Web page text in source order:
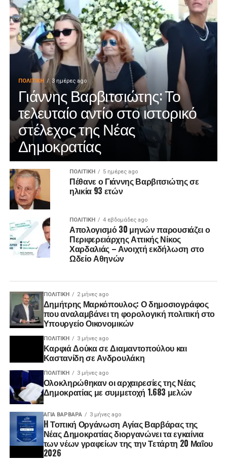
ΠΟΛΙΤΙΚΉ 3 ημέρες ago
Γιάννης Βαρβιτσιώτης: Το
τελευταίο αντίο στο ιστορικό
στέλεχος της Νέας
Δημοκρατίας
ΠΟΛΙΤΙΚΉ 5 ημέρες ago
Πέθανε ο Γιάννης Βαρβιτσιώτης σε
ηλικία 93 ετών
ΠΟΛΙΤΙΚΉ 4 εβδομάδες ago
Απολογισμό 30 μηνών παρουσιάζει ο
Περιφερειάρχης Αττικής Νίκος
Χαρδαλιάς – Ανοιχτή εκδήλωση στο
Ωδείο Αθηνών
ΠΟΛΙΤΙΚΉ 2 μήνες ago
Δημήτρης Μαρκόπουλος: Ο δημοσιογράφος
που αναλαμβάνει τη φορολογική πολιτική στο
Υπουργείο Οικονομικών
ΠΟΛΙΤΙΚΉ 3 μήνες ago
Καρφιά Δούκα σε Διαμαντοπούλου και
Καστανίδη σε Ανδρουλάκη
ΠΟΛΙΤΙΚΉ 3 μήνες ago
Ολοκληρώθηκαν οι αρχαιρεσίες της Νέας
Δημοκρατίας με συμμετοχή 1.683 μελών
ΑΓΙΑ ΒΑΡΒΑΡΑ 3 μήνες ago
H Τοπική Οργάνωση Αγίας Βαρβάρας της
Νέας Δημοκρατίας διοργανώνει τα εγκαίνια
των νέων γραφείων της την Τετάρτη 20 Μαΐου
2026